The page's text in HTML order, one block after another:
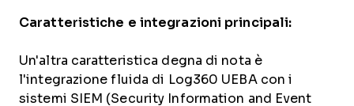
Caratteristiche e integrazioni principali:
Un'altra caratteristica degna di nota è
l'integrazione fluida di Log360 UEBA con i
sistemi SIEM (Security Information and Event